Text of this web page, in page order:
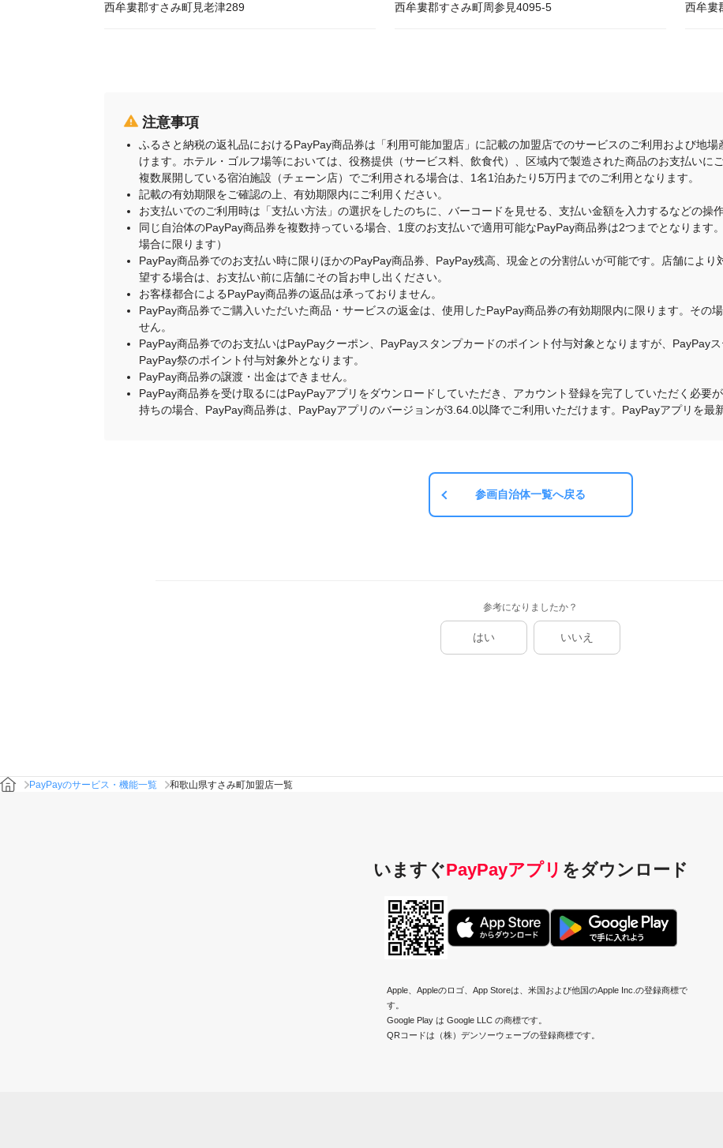
西牟婁郡すさみ町見老津289 西牟婁郡すさみ町周参見4095-5 西牟婁
注意事項
ふるさと納税の返礼品におけるPayPay商品券は「利用可能加盟店」に記載の加盟店でのサービスのご利用および地
けます。ホテル・ゴルフ場等においては、役務提供（サービス料、飲食代）、区域内で製造された商品のお支払いに
複数展開している宿泊施設（チェーン店）でご利用される場合は、1名1泊あたり5万円までのご利用となります。
記載の有効期限をご確認の上、有効期限内にご利用ください。
お支払いでのご利用時は「支払い方法」の選択をしたのちに、バーコードを見せる、支払い金額を入力するなどの操
同じ自治体のPayPay商品券を複数持っている場合、1度のお支払いで適用可能なPayPay商品券は2つまでとなります
場合に限ります）
PayPay商品券でのお支払い時に限りほかのPayPay商品券、PayPay残高、現金との分割払いが可能です。店舗によ
望する場合は、お支払い前に店舗にその旨お申し出ください。
お客様都合によるPayPay商品券の返品は承っておりません。
PayPay商品券でご購入いただいた商品・サービスの返金は、使用したPayPay商品券の有効期限内に限ります。その
せん。
PayPay商品券でのお支払いはPayPayクーポン、PayPayスタンプカードのポイント付与対象となりますが、PayPay
PayPay祭のポイント付与対象外となります。
PayPay商品券の譲渡・出金はできません。
PayPay商品券を受け取るにはPayPayアプリをダウンロードしていただき、アカウント登録を完了していただく必要
持ちの場合、PayPay商品券は、PayPayアプリのバージョンが3.64.0以降でご利用いただけます。PayPayアプリを最
参画自治体一覧へ戻る
参考になりましたか？
はい いいえ
PayPayのサービス・機能一覧 和歌山県すさみ町加盟店一覧
いますぐPayPayアプリ をダウンロード
Apple、Appleのロゴ、App Storeは、米国および他国のApple Inc.の登録商標で
す。
Google Play は Google LLC の商標です。
QRコードは（株）デンソーウェーブの登録商標です。